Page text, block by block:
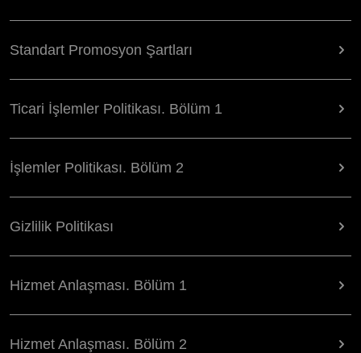
Standart Promosyon Şartları
Ticari İşlemler Politikası. Bölüm 1
İşlemler Politikası. Bölüm 2
Gizlilik Politikası
Hizmet Anlaşması. Bölüm 1
Hizmet Anlaşması. Bölüm 2